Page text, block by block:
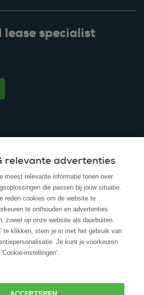
lease specialist
Service
relevante advertenties
meest relevante informatie tonen over
die passen bij jouw situatie.
reden cookies om de website te
te onthouden en advertenties
zowel op onze website als daarbuiten.
te klikken, stem je in met het gebruik van
Je kunt je voorkeuren
instellingen'.